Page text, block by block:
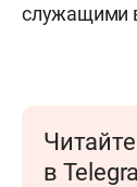
служащими
в